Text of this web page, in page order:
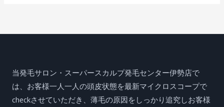
当発毛サロン・スーパースカルプ発毛センター伊勢店で
は、お客様一人一人の頭皮状態を最新マイクロスコープで
checkさせていただき、薄毛の原因をしっかり追究しお客様